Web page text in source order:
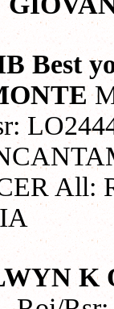
Best
All:
K